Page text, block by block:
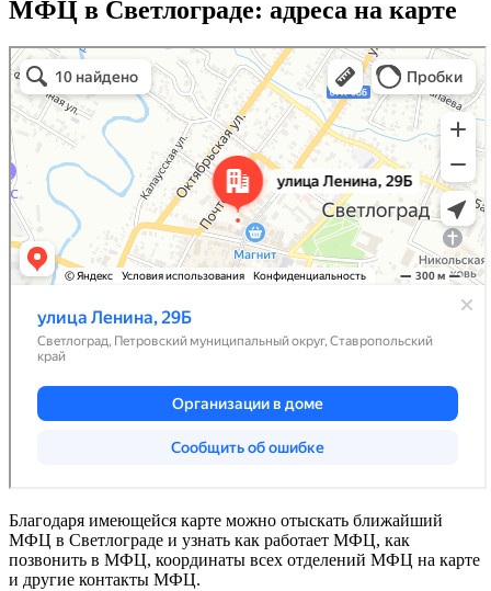
МФЦ в Светлограде: адреса на карте
Благодаря имеющейся карте можно отыскать ближайший
МФЦ в Светлограде и узнать как работает МФЦ, как
позвонить в МФЦ, координаты всех отделений МФЦ на карте
и другие контакты МФЦ.